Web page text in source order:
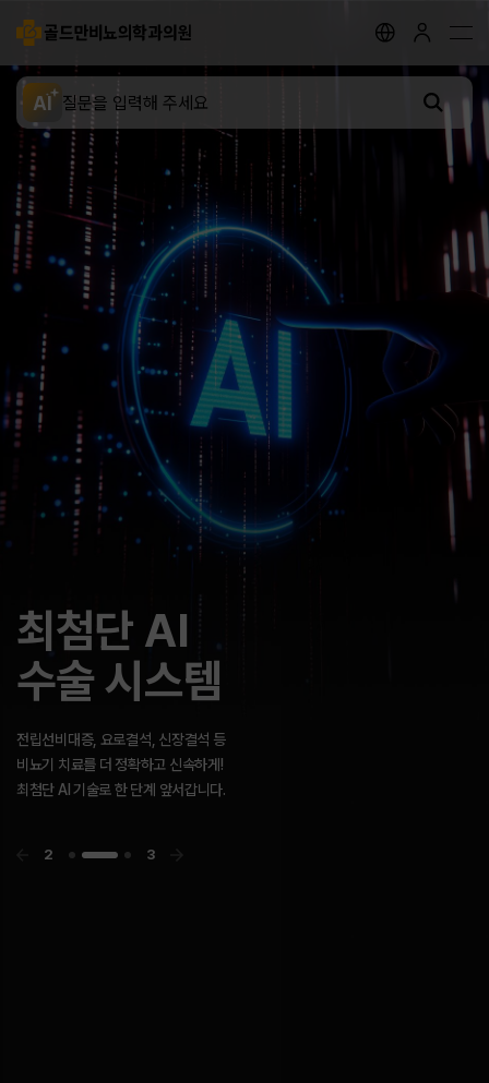
AI
지점안내 골드만 채널
골드만 스토리
전립선 클리닉
요로결석 클리닉
성병 클리닉
배뇨장애 클리닉
남성 클리닉
여성 클리닉
GOLDMAN
UROLOGY
빠른 길이 아닌
바른 길을 갑니다.
최첨단 AI
수술 시스템
전립선비대증, 요로결석, 신장결석 등
GOLDMAN
UROLOGY
앞서가려는 방향성과 최고의 지향점을 향한
골드만의 노력은 결국 함께 행복하기를 바라는
우리의 마음입니다.
빠른 길이 아닌
바른 길을 갑니다.
3 3